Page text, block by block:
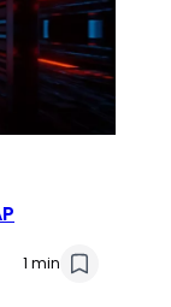
1 min